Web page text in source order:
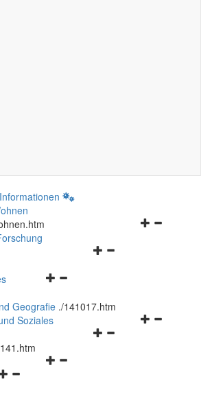
Navigationsmenü
Navigationsmenü
und
schließen
Geografie ./141017.htm
Navigationsmenü
Soziales
Navigationsmenü